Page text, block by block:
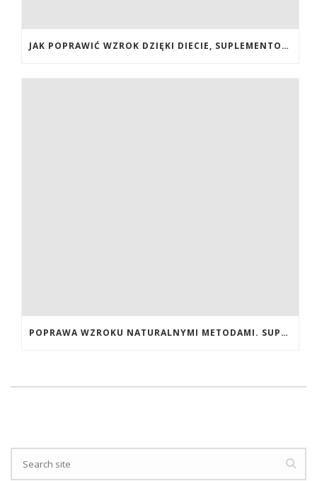
JAK POPRAWIĆ WZROK DZIĘKI DIECIE, SUPLEMENTOM BOGATYM W ANTYOKSYDANTY I WITAMINY. JAK POPRAWIĆ WZROK? DIETA NA LEPSZY WZROK. LUTEINA NA WZROK. WITAMINY NA WZROK.
POPRAWA WZROKU NATURALNYMI METODAMI. SUPLEMENTY CALIVITA NA POPRAWĘ WZROKU